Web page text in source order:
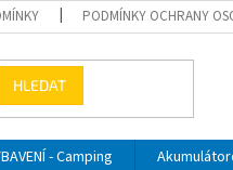
PODMÍNKY OCHRANY
HLEDAT
- Camping